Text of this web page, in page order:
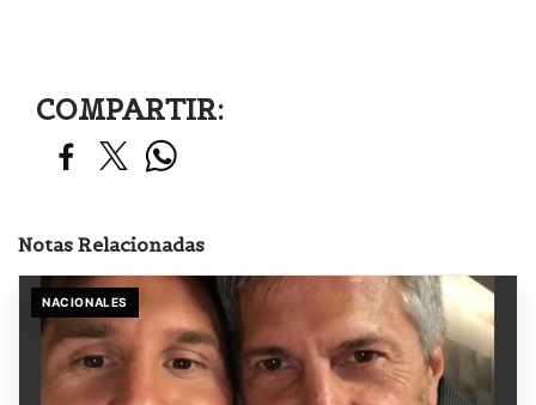
COMPARTIR:
Notas Relacionadas
NACIONALES